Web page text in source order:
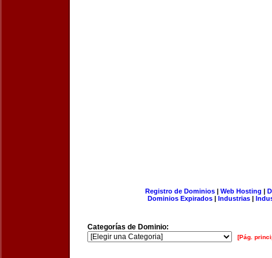
Registro de Dominios| Web Hosting |
Dominios Expirados | Industrias |
Categorías de Dominio:
[Pág.